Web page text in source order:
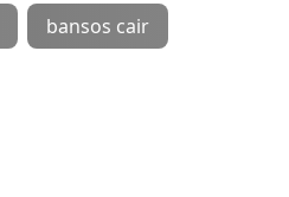
bansos cair